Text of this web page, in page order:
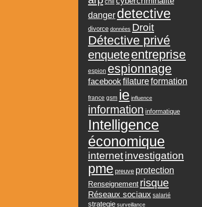
cnil
danger detective
divorce données Droit
Détective privé
enqueteentreprise
espion espionnage
facebookfilatureformation
france gsm ie influence
information informatique
Intelligence
économique
internetinvestigation
pme preuve protection
Renseignement risque
Réseaux sociaux salarié
strategie surveillance